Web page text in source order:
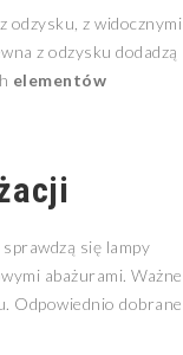
odzysku, z widocznymi
z odzysku dodadzą
elementów
się lampy
abażurami. Ważne
Odpowiednio dobrane